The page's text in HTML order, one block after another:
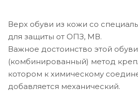
Верх обуви из кожи со
для защиты от ОПЗ, МВ.
Важное достоинство этой
(комбинированный) метод
котором к химическому
добавляется механический.